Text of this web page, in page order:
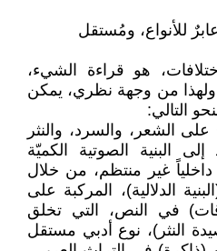
للأنواع، ومُستقل
هو قراءة الشيء،
من وجهة نظري، يمكن
التالي:
الشعر، والسرد، والنثر
إلى البنية الصوتية الكميّة
داخلياً غير منتظم، من خلال
الدلالية)، المركبة على
في النص، التي تخلق
النثر)، نوع أدبي مستقل